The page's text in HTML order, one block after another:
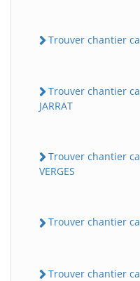
Trouver chantier
Trouver chantier
JARRAT
Trouver chantier
VERGES
Trouver chantier
Trouver chantier